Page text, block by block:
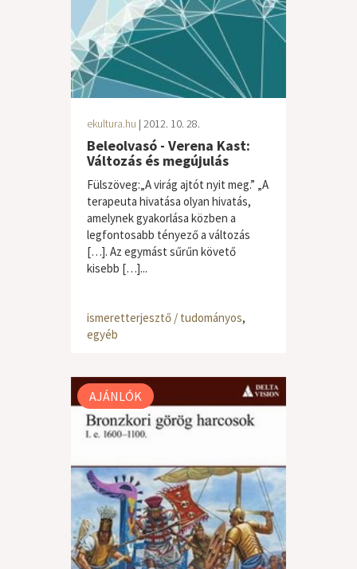
ekultura.hu | 2012. 10. 28.
Beleolvasó - Verena Kast:
Változás és megújulás
Fülszöveg:„A virág ajtót nyit meg.” „A
terapeuta hivatása olyan hivatás,
amelynek gyakorlása közben a
legfontosabb tényező a változás
[…]. Az egymást sűrűn követő
kisebb […]...
ismeretterjesztő / tudományos,
egyéb
AJÁNLÓK